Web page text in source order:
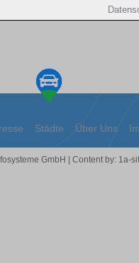
Städte Über Uns
GmbH | Content by: 1a-